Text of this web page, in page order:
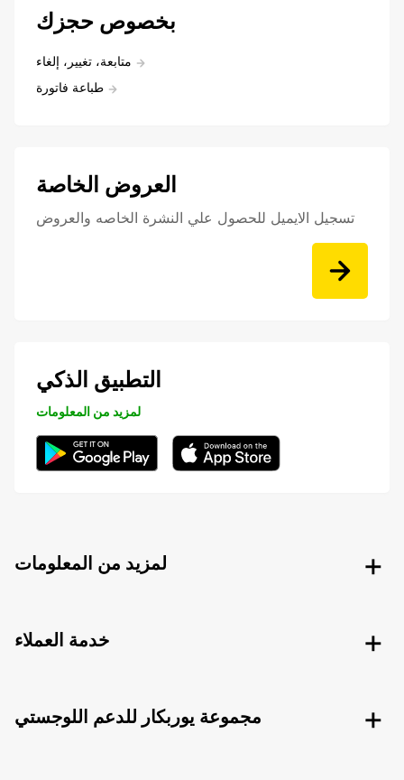
بخصوص حجزك
متابعة، تغيير، إلغاء
طباعة فاتورة
العروض الخاصة
تسجيل الايميل للحصول علي النشرة الخاصه والعروض
التطبيق الذكي
لمزيد من المعلومات
لمزيد من المعلومات
خدمة العملاء
مجموعة يوربكار للدعم اللوجستي